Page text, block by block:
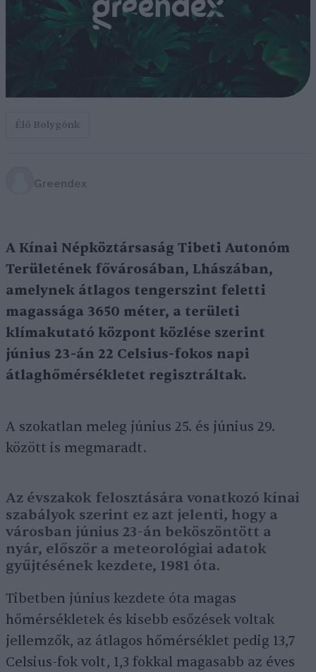
Élő Bolygónk
Greendex
A Kínai Népköztársaság Tibeti Autonóm
Területének fővárosában, Lhászában,
amelynek átlagos tengerszint feletti
magassága 3650 méter, a területi
klímakutató központ közlése szerint
június 23-án 22 Celsius-fokos napi
átlaghőmérsékletet regisztráltak.
A szokatlan meleg június 25. és június 29.
között is megmaradt.
Az évszakok felosztására vonatkozó kínai
szabályok szerint ez azt jelenti, hogy a
városban június 23-án beköszöntött a
nyár, először a meteorológiai adatok
gyűjtésének kezdete, 1981 óta.
Tibetben június kezdete óta magas
hőmérsékletek és kisebb esőzések voltak
jellemzők, az átlagos hőmérséklet pedig 13,7
Celsius-fok volt, 1,3 fokkal magasabb az éves